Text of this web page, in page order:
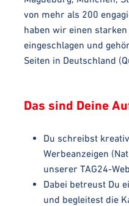
von mehr als 200
haben wir einen
eingeschlagen und
Seiten in Deutschland
Das sind Deine
Du schreibst
Werbeanzeigen
unserer TAG24-
Dabei betreust Du
und begleitest die